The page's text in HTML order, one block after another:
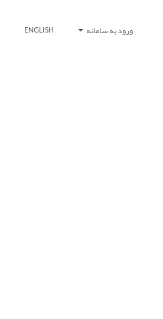
ورود به سامانه ENGLISH